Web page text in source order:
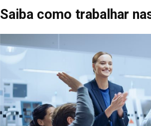
Saiba como trabalhar